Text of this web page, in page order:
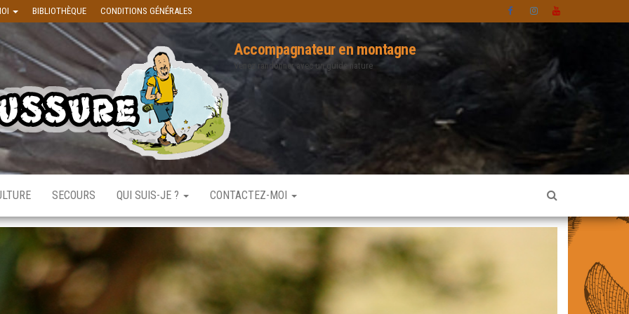
BIBLIOTHÈQUE CONDITIONS GÉNÉRALES
Accompagnateur en montagne
Venez randonner avec un guide nature
SECOURS QUI SUIS-JE ? CONTACTEZ-MOI